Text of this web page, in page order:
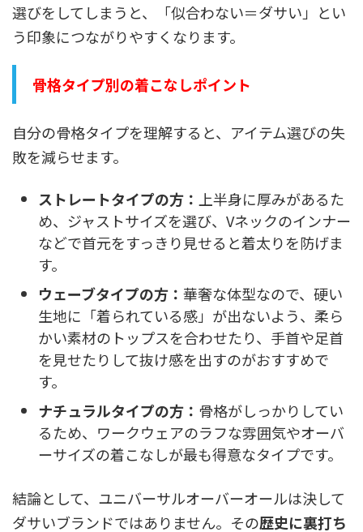
選びをしてしまうと、「似合わない＝ダサい」とい
う印象につながりやすくなります。
骨格タイプ別の着こなしポイント
自分の骨格タイプを理解すると、アイテム選びの失
敗を減らせます。
ストレートタイプの方： 上半身に厚みがあるた
め、ジャストサイズを選び、Vネックのインナー
などで首元をすっきり見せると着太りを防げま
す。
ウェーブタイプの方： 華奢な体型なので、硬い
生地に「着られている感」が出ないよう、柔ら
かい素材のトップスを合わせたり、手首や足首
を見せたりして抜け感を出すのがおすすめで
す。
ナチュラルタイプの方： 骨格がしっかりしてい
るため、ワークウェアのラフな雰囲気やオーバ
ーサイズの着こなしが最も得意なタイプです。
結論として、ユニバーサルオーバーオールは決して
ダサいブランドではありません。その歴史に裏打ち